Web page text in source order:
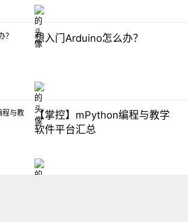
想入门Arduino怎么办？
【掌控】mPython编程与教学
软件平台汇总